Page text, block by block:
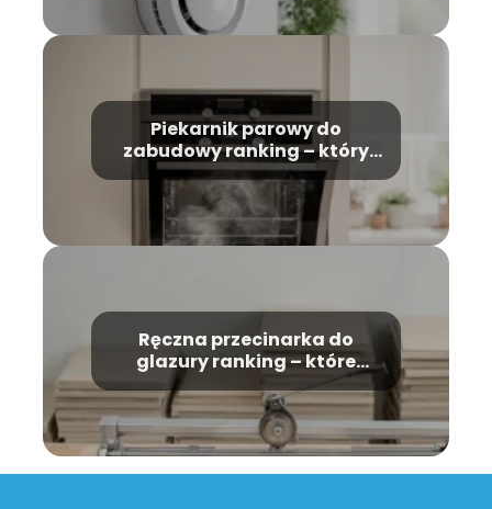
Piekarnik parowy do
zabudowy ranking – który
model wybrać?
Ręczna przecinarka do
glazury ranking – które
modele warto kupić?